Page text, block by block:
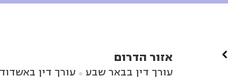
 אזור הדרום
עורך דין בבאר שבע  עורך דין באשדוד